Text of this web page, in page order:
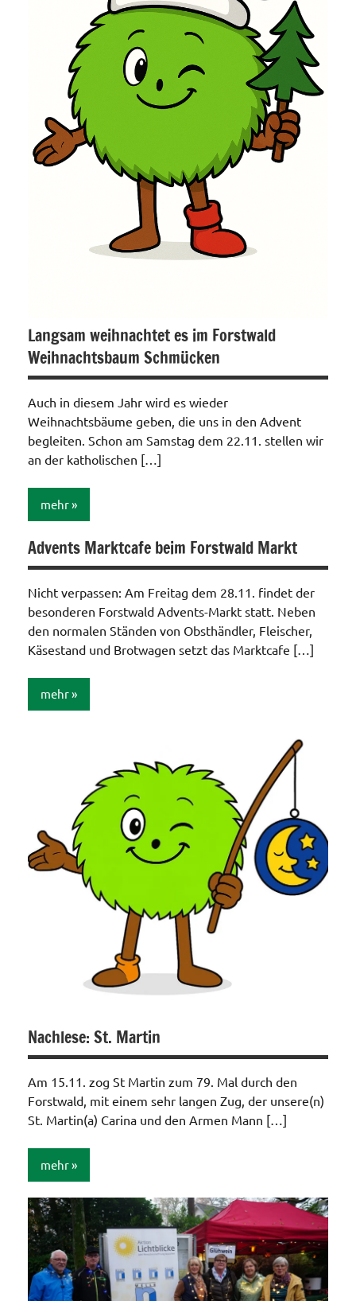
Langsam weihnachtet es im Forstwald
Weihnachtsbaum Schmücken
Auch in diesem Jahr wird es wieder
Weihnachtsbäume geben, die uns in den Advent
begleiten. Schon am Samstag dem 22.11. stellen wir
an der katholischen […]
mehr
Allgemein
Advents Marktcafe beim Forstwald Markt
Nicht verpassen: Am Freitag dem 28.11. findet der
besonderen Forstwald Advents-Markt statt. Neben
den normalen Ständen von Obsthändler, Fleischer,
Käsestand und Brotwagen setzt das Marktcafe […]
mehr
Nachlese: St. Martin
Am 15.11. zog St Martin zum 79. Mal durch den
Forstwald, mit einem sehr langen Zug, der unsere(n)
St. Martin(a) Carina und den Armen Mann […]
mehr
Allgemein